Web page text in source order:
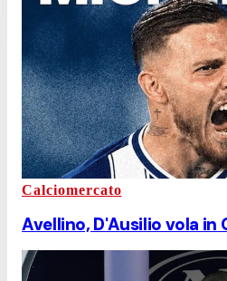
Calciomercato
Avellino, D'Ausilio vola in